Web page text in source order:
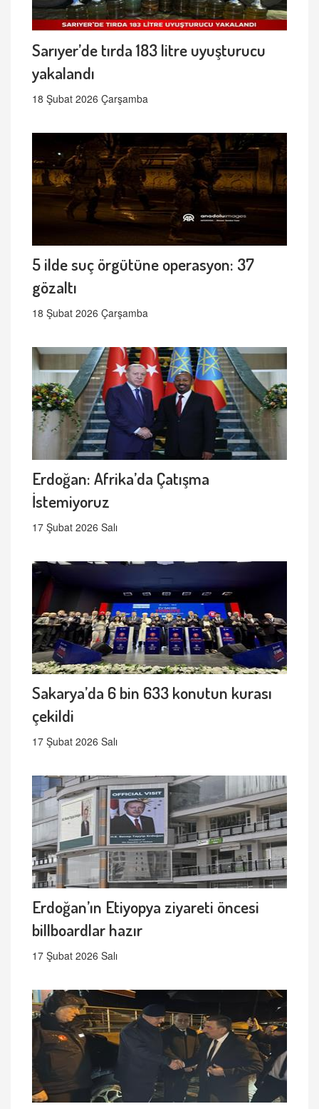
Sarıyer’de tırda 183 litre uyuşturucu
yakalandı
18 Şubat 2026 Çarşamba
5 ilde suç örgütüne operasyon: 37
gözaltı
18 Şubat 2026 Çarşamba
Erdoğan: Afrika’da Çatışma
İstemiyoruz
17 Şubat 2026 Salı
Sakarya’da 6 bin 633 konutun kurası
çekildi
17 Şubat 2026 Salı
Erdoğan’ın Etiyopya ziyareti öncesi
billboardlar hazır
17 Şubat 2026 Salı